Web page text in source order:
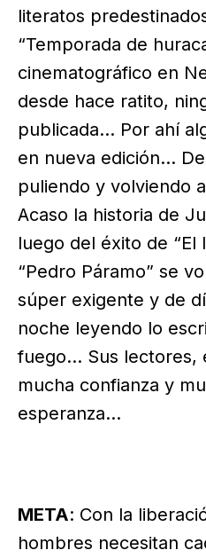
literatos
“Temporada de
cinematográfico en
desde hace ratito,
publicada… Por ahí
en nueva edición…
puliendo y volviendo
Acaso la historia de
luego del éxito de “El
“Pedro Páramo” se
súper exigente y de
noche leyendo lo
fuego… Sus lectores,
mucha confianza y
esperanza…
META: Con la
hombres necesitan